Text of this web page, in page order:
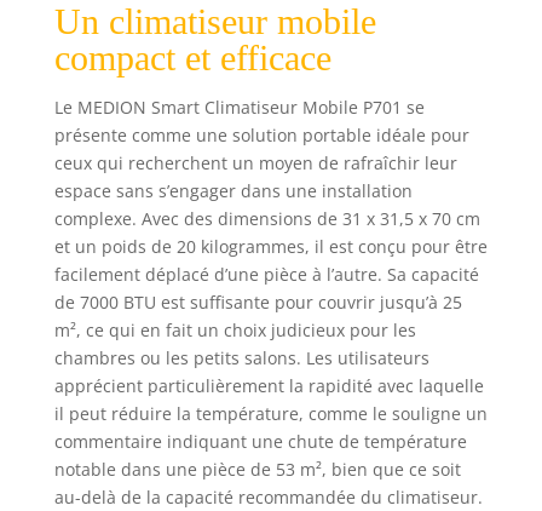
plus économe en énergie que
l'utilisation d'autres réfrigérants.
Puissant : avec une puissance de
refroidissement de 10.000 BTU, vos
pièces atteignent la température de
confort que vous avez réglée en un
minimum de temps. Taille de la
pièce : vous utilisez la climatisation
de manière flexible dans des pièces
d'une taille maximale de 34 mètres
carrés. Trois modes de
fonctionnement : refroidissement,
déshumidification ou ventilation -
vous utilisez ce climatiseur de
manière flexible, exactement comme
vous en avez besoin.
Un climatiseur mobile
compact et efficace
Le MEDION Smart Climatiseur Mobile P701 se
présente comme une solution portable idéale pour
ceux qui recherchent un moyen de rafraîchir leur
espace sans s’engager dans une installation
complexe. Avec des dimensions de 31 x 31,5 x 70 cm
et un poids de 20 kilogrammes, il est conçu pour être
facilement déplacé d’une pièce à l’autre. Sa capacité
de 7000 BTU est suffisante pour couvrir jusqu’à 25
m², ce qui en fait un choix judicieux pour les
chambres ou les petits salons. Les utilisateurs
apprécient particulièrement la rapidité avec laquelle
il peut réduire la température, comme le souligne un
commentaire indiquant une chute de température
notable dans une pièce de 53 m², bien que ce soit
au-delà de la capacité recommandée du climatiseur.